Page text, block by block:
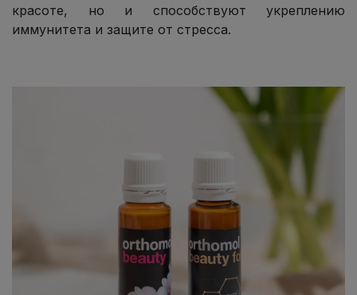
красоте, но и способствуют укреплению
иммунитета и защите от стресса.